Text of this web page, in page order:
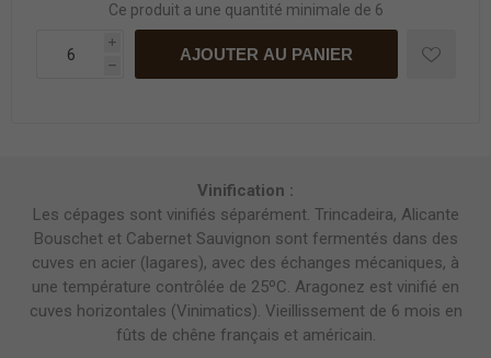
Ce produit a une quantité minimale de 6
i
h
AJOUTER AU PANIER
Vinification :
Les cépages sont vinifiés séparément. Trincadeira, Alicante
Bouschet et Cabernet Sauvignon sont fermentés dans des
cuves en acier (lagares), avec des échanges mécaniques, à
une température contrôlée de 25ºC. Aragonez est vinifié en
cuves horizontales (Vinimatics). Vieillissement de 6 mois en
fûts de chêne français et américain.